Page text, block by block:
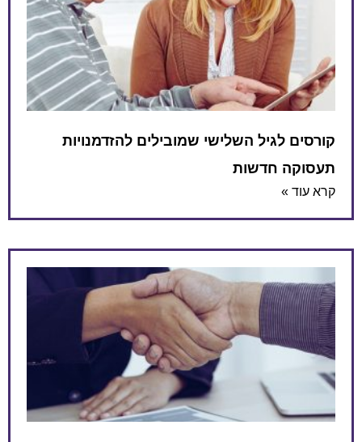
קורסים לגיל השלישי שמובילים להזדמנויות
תעסוקה חדשות
קרא עוד »